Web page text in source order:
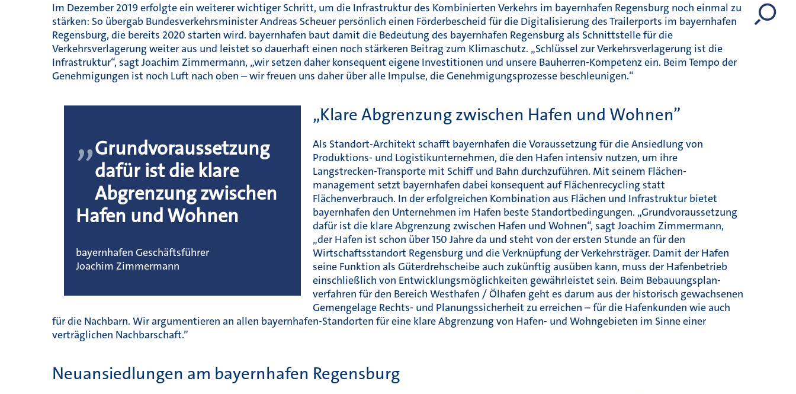
Im Dezember 2019 erfolgte ein weiterer wichtiger Schritt, um die Infrastruktur des Kombinierten Verkehrs im bayernhafen Regensburg noch einmal zu
stärken: So übergab Bundesverkehrsminister Andreas Scheuer persönlich einen Förderbescheid für die Digitalisierung des Trailerports im bayernhafen
Regensburg, die bereits 2020 starten wird. bayernhafen baut damit die Bedeutung des bayernhafen Regensburg als Schnitt­stelle für die
Verkehrsverlagerung weiter aus und leistet so dauerhaft einen noch stärkeren Beitrag zum Klimaschutz. „Schlüssel zur Verkehrsverlagerung ist die
Infra­struktur“, sagt Joachim Zimmermann, „wir setzen daher konsequent eigene Investitionen und unsere Bauherren-Kompetenz ein. Beim Tempo der
Genehmigungen ist noch Luft nach oben – wir freuen uns daher über alle Impulse, die Genehmigungsprozesse beschleunigen.“
„Grundvoraussetzung
dafür ist die klare
Abgrenzung zwischen
Hafen und Wohnen
bayernhafen Geschäftsführer
Joachim Zimmermann
„Klare Abgrenzung zwischen Hafen und Wohnen”
Als Standort-Architekt schafft bayernhafen die Voraussetzung für die Ansiedlung von
Produktions- und Logistikunternehmen, die den Hafen intensiv nutzen, um ihre
Langstrecken-Transporte mit Schiff und Bahn durchzuführen. Mit seinem Flächen­
management setzt bayernhafen dabei konsequent auf Flächenrecycling statt
Flächenverbrauch. In der erfolgreichen Kombination aus Flächen und Infrastruktur bietet
bayernhafen den Unternehmen im Hafen beste Standortbedingungen. „Grundvoraussetzung
dafür ist die klare Abgrenzung zwischen Hafen und Wohnen“, sagt Joachim Zimmermann,
„der Hafen ist schon über 150 Jahre da und steht von der ersten Stunde an für den
Wirtschaftsstandort Regensburg und die Verknüpfung der Verkehrsträger. Damit der Hafen
seine Funktion als Güterdrehscheibe auch zukünftig ausüben kann, muss der Hafenbetrieb
einschließlich von Entwicklungs­möglichkeiten gewährleistet sein. Beim Bebauungs­plan­
verfahren für den Bereich Westhafen / Ölhafen geht es darum aus der historisch gewachsenen
Gemengelage Rechts- und Planungs­sicherheit zu erreichen – für die Hafenkunden wie auch
für die Nachbarn. Wir argumentieren an allen bayernhafen-Standorten für eine klare Abgrenzung von Hafen- und Wohngebieten im Sinne einer
verträglichen Nachbarschaft.”
Neuansiedlungen am bayernhafen Regensburg